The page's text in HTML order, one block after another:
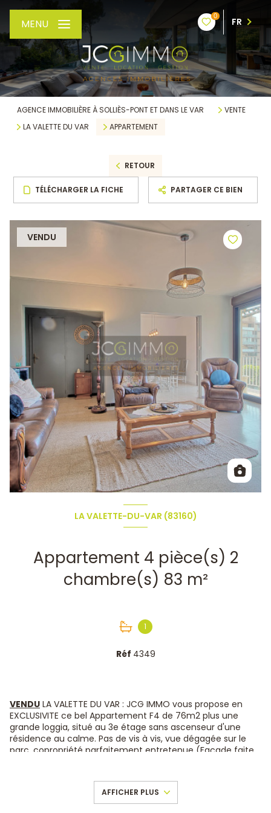
0
FR
MENU
AGENCE IMMOBILIÈRE À SOLLIÈS-PONT ET DANS LE VAR
VENTE
LA VALETTE DU VAR
APPARTEMENT
RETOUR
TÉLÉCHARGER LA FICHE PARTAGER CE BIEN
VENDU
LA VALETTE-DU-VAR (83160)
Appartement 4 pièce(s) 2
chambre(s) 83 m²
1
Réf 4349
VENDU LA VALETTE DU VAR : JCG IMMO vous propose en
EXCLUSIVITE ce bel Appartement F4 de 76m2 plus une
grande loggia, situé au 3e étage sans ascenseur d'une
résidence au calme. Pas de vis à vis, vue dégagée sur le
parc, copropriété parfaitement entretenue (Façade faite
pratique, un salon/séjour de 30 m² bénéficiant d'une très
belle terrasse + 2 chambres + 1 bureau, une salle de bains,
un WC indépendant, un cellier et de nombreux
AFFICHER PLUS